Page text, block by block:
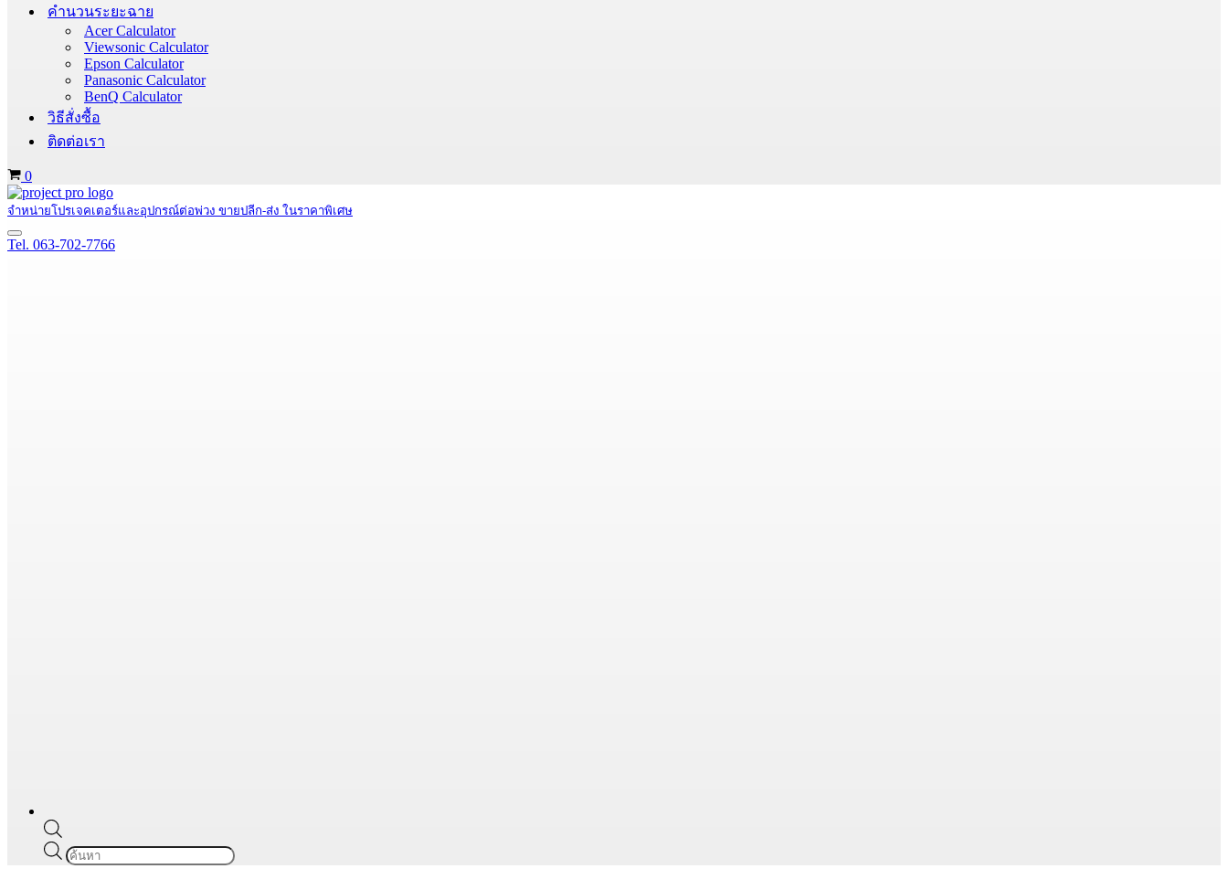
คำนวนระยะฉาย
Acer Calculator
Viewsonic Calculator
Epson Calculator
Panasonic Calculator
BenQ Calculator
วิธีสั่งซื้อ
ติดต่อเรา
Cart
0
จำหน่ายโปรเจคเตอร์และอุปกรณ์ต่อพ่วง ขายปลีก-ส่ง ในราคาพิเศษ
Navigation
Menu
Tel. 063-702-7766
Products
search